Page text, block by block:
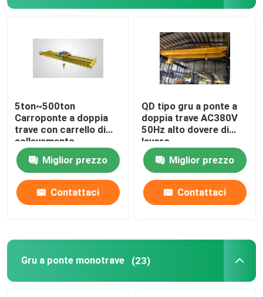
Nuova gru di stile cinese
5ton~500ton
Carroponte a doppia
trave con carrello di
sollevamento
Miglior prezzo
Contattaci
QD tipo gru a ponte a
doppia trave AC380V
50Hz alto dovere di
lavoro
Miglior prezzo
Contattaci
Gru a ponte monotrave (23)